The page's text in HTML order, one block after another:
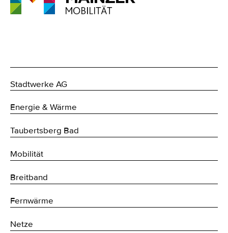
Stadtwerke AG
Energie & Wärme
Taubertsberg Bad
Mobilität
Breitband
Fernwärme
Netze